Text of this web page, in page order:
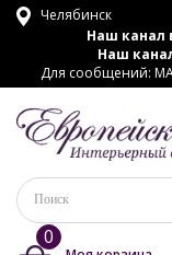
Челябинск
Наш канал
Наш
Для сообщений:
0